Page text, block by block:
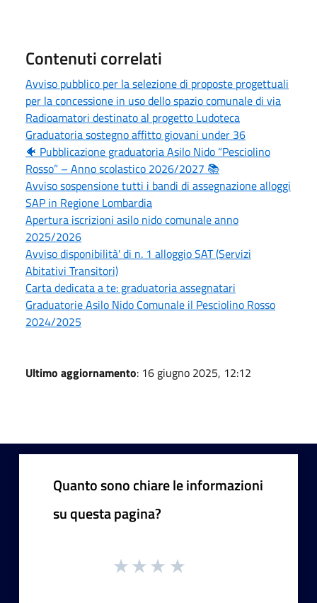
Contenuti correlati
Avviso pubblico per la selezione di proposte progettuali
per la concessione in uso dello spazio comunale di via
Radioamatori destinato al progetto Ludoteca
Graduatoria sostegno affitto giovani under 36
🐠 Pubblicazione graduatoria Asilo Nido “Pesciolino
Rosso” – Anno scolastico 2026/2027 📚
Avviso sospensione tutti i bandi di assegnazione alloggi
SAP in Regione Lombardia
Apertura iscrizioni asilo nido comunale anno
2025/2026
Avviso disponibilità' di n. 1 alloggio SAT (Servizi
Abitativi Transitori)
Carta dedicata a te: graduatoria assegnatari
Graduatorie Asilo Nido Comunale il Pesciolino Rosso
2024/2025
Ultimo aggiornamento: 16 giugno 2025, 12:12
Quanto sono chiare le informazioni
su questa pagina?